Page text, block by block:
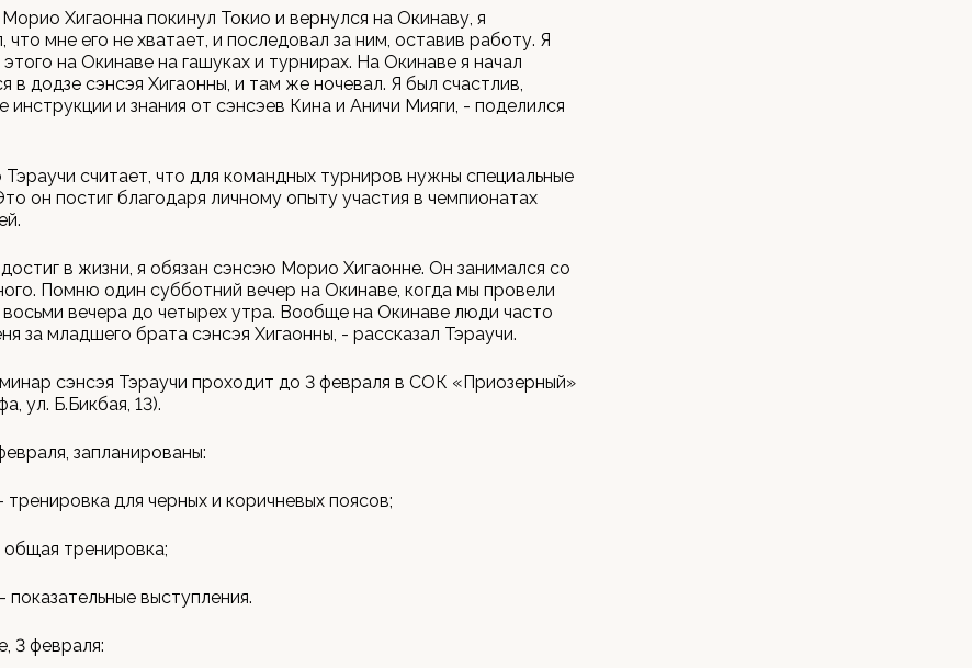
Хигаонна покинул Токио и вернулся на Окинаву, я
что мне его не хватает, и последовал за ним, оставив работу. Я
на Окинаве на гашуках и турнирах. На Окинаве я начал
в додзе сэнсэя Хигаонны, и там же ночевал. Я был счастлив,
инструкции и знания от сэнсэев Кина и Аничи Мияги, - поделился
считает, что для командных турниров нужны специальные
он постиг благодаря личному опыту участия в чемпионатах
в жизни, я обязан сэнсэю Морио Хигаонне. Он занимался со
Помню один субботний вечер на Окинаве, когда мы провели
вечера до четырех утра. Вообще на Окинаве люди часто
за младшего брата сэнсэя Хигаонны, - рассказал Тэраучи.
сэнсэя Тэраучи проходит до 3 февраля в СОК «Приозерный»
ул. Б.Бикбая, 13).
запланированы:
тренировка для черных и коричневых поясов;
общая тренировка;
показательные выступления.
3 февраля: